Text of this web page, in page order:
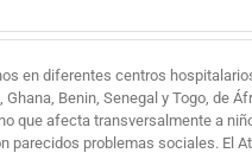
en diferentes centros
Benin, Senegal y Togo, de
que afecta transversalmente a
parecidos problemas sociales. El